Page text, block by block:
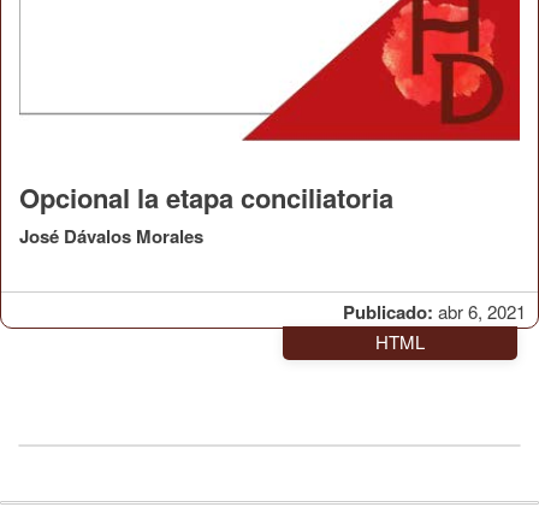
Publicado: abr 6, 2021
Opcional la etapa conciliatoria
José Dávalos Morales
HTML